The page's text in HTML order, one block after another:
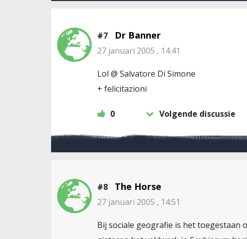
#7 Dr Banner
27 januari 2005 , 14:41
Lol @ Salvatore Di Simone
+ felicitazioni
0 Volgende discussie
#8 The Horse
27 januari 2005 , 14:51
Bij sociale geografie is het toegestaan